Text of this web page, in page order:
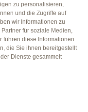
zu personalisieren,
und die Zugriffe auf
wir Informationen zu
für soziale Medien,
führen diese Informationen
die Sie ihnen bereitgestellt
Dienste gesammelt